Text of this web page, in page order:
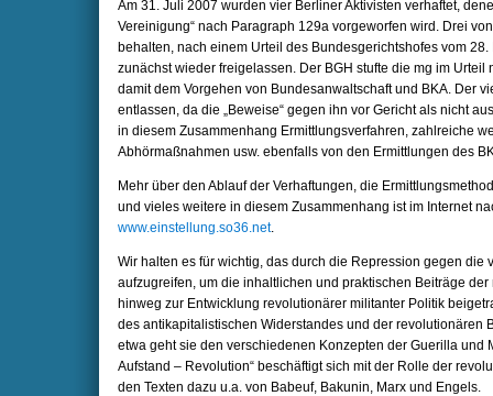
Am 31. Juli 2007 wurden vier Berliner Aktivisten verhaftet,
Vereinigung“ nach Paragraph 129a vorgeworfen wird. Drei
behalten, nach einem Urteil des Bundesgerichtshofes vom
zunächst wieder freigelassen. Der BGH stufte die mg im
damit dem Vorgehen von Bundesanwaltschaft und BKA. Der
entlassen, da die „Beweise“ gegen ihn vor Gericht als nicht
in diesem Zusammenhang Ermittlungsverfahren, zahlreiche
Abhörmaßnahmen usw. ebenfalls von den Ermittlungen des
Mehr über den Ablauf der Verhaftungen, die
und vieles weitere in diesem Zusammenhang ist im Internet
www.einstellung.so36.net.
Wir halten es für wichtig, das durch die Repression gegen
aufzugreifen, um die inhaltlichen und praktischen Beiträge
hinweg zur Entwicklung revolutionärer militanter Politik
des antikapitalistischen Widerstandes und der revolutionären
etwa geht sie den verschiedenen Konzepten der Guerilla und
Aufstand – Revolution“ beschäftigt sich mit der Rolle der
den Texten dazu u.a. von Babeuf, Bakunin, Marx und Engels.